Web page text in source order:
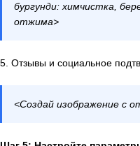
бургунди: химчистка,
отжима>
5. Отзывы и социальное
<Создай изображение с